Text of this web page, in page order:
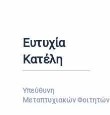
Ευτυχία
Κατέλη
Υπεύθυνη
Μεταπτυχιακών Φοιτητών